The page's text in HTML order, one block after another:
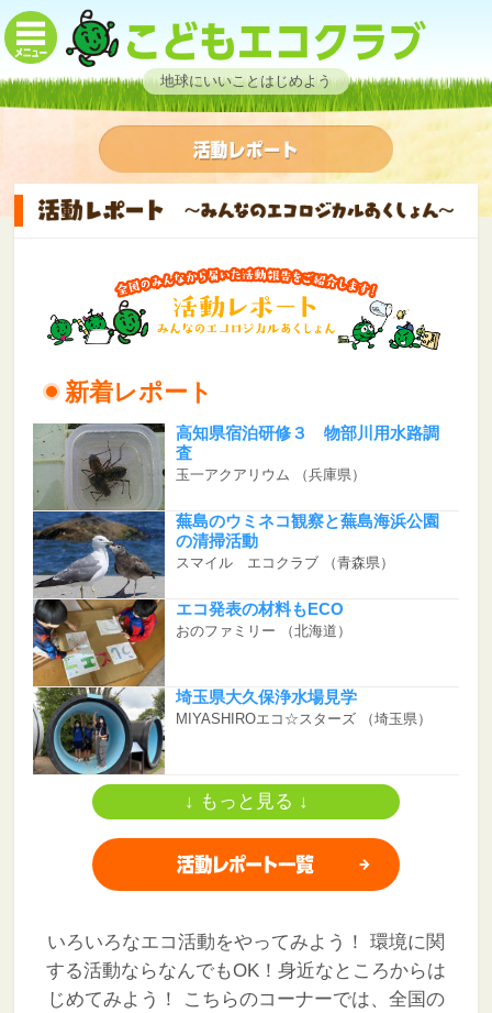
地球にいいことはじめよう
新着レポート
高知県宿泊研修３ 物部川用水路調
査
玉一アクアリウム （兵庫県）
蕪島のウミネコ観察と蕪島海浜公園
の清掃活動
スマイル エコクラブ （青森県）
エコ発表の材料もECO
おのファミリー （北海道）
埼玉県大久保浄水場見学
MIYASHIROエコ☆スターズ （埼玉県）
↓ もっと見る ↓
いろいろなエコ活動をやってみよう！
環境に関
する活動ならなんでもOK！身近なところからは
じめてみよう！
こちらのコーナーでは、全国の